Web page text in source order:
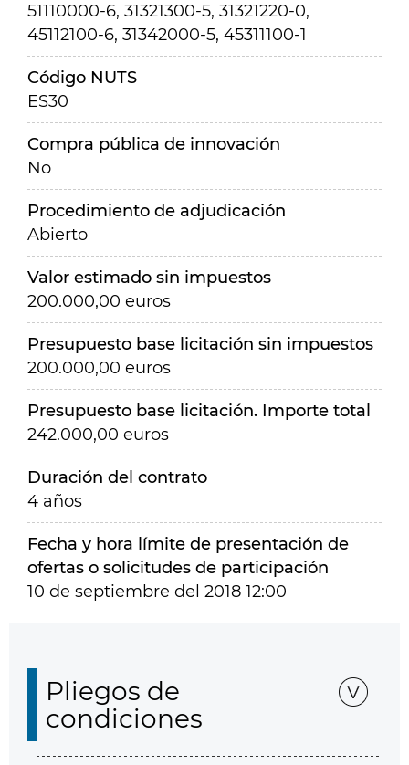
51110000-6, 31321300-5, 31321220-0,
45112100-6, 31342000-5, 45311100-1
Código NUTS
ES30
Compra pública de innovación
No
Procedimiento de adjudicación
Abierto
Valor estimado sin impuestos
200.000,00 euros
Presupuesto base licitación sin impuestos
200.000,00 euros
Presupuesto base licitación. Importe total
242.000,00 euros
Duración del contrato
4 años
Fecha y hora límite de presentación de
ofertas o solicitudes de participación
10 de septiembre del 2018 12:00
Pliegos de
condiciones